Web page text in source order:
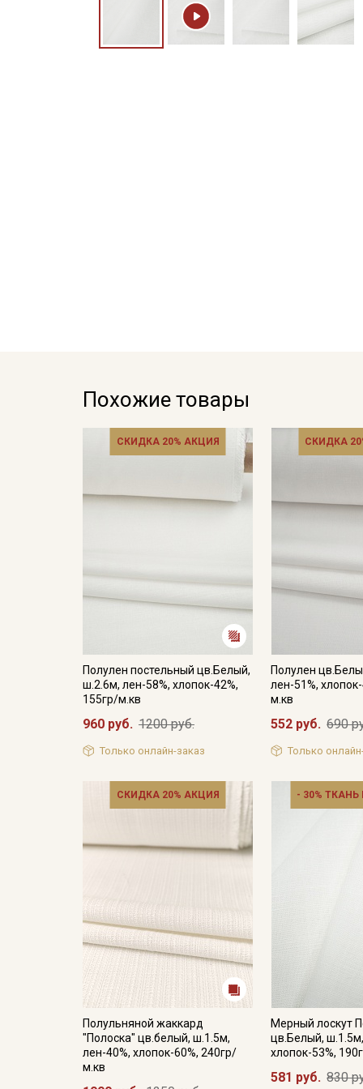
Похожие товары
СКИДКА 20% АКЦИЯ
Полулен постельный цв.Белый,
ш.2.6м, лен-58%, хлопок-42%,
155гр/м.кв
960 руб. 1200 руб.
Только онлайн-заказ
СКИДКА
Полулен
лен-51%,
м.кв
552 руб. 690
Только
СКИДКА 20% АКЦИЯ
Полульняной жаккард
"Полоска" цв.белый, ш.1.5м,
лен-40%, хлопок-60%, 240гр/
м.кв
- 30%
Мерный лоскут
цв.Белый,
хлопок-53%,
581 руб. 830